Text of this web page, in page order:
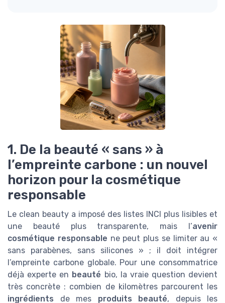
1. De la beauté « sans » à
l’empreinte carbone : un nouvel
horizon pour la cosmétique
responsable
Le clean beauty a imposé des listes INCI plus lisibles et
une beauté plus transparente, mais l’avenir
cosmétique responsable ne peut plus se limiter au «
sans parabènes, sans silicones » ; il doit intégrer
l’empreinte carbone globale. Pour une consommatrice
déjà experte en beauté bio, la vraie question devient
très concrète : combien de kilomètres parcourent les
ingrédients de mes produits beauté, depuis les